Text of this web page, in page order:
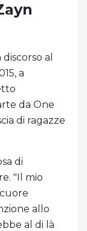
al
a
da One
di ragazze
di
"Il mio
allo
al di là